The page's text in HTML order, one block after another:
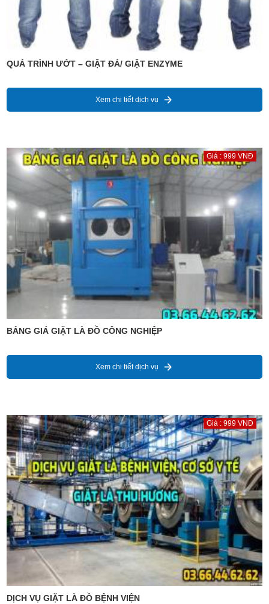
QUÁ TRÌNH ƯỚT – GIẶT ĐÁ/ GIẶT ENZYME
Xem chi tiết dịch vụ
Giá : 999 VNĐ
BẢNG GIÁ GIẶT LÀ ĐỒ CÔNG NGHIỆP
Xem chi tiết dịch vụ
Giá : 999 VNĐ
DỊCH VỤ GIẶT LÀ ĐỒ BỆNH VIỆN